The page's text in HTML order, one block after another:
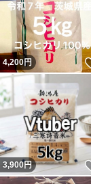
4,200円
3,900円